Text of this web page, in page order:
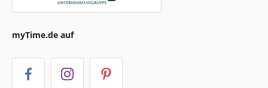
myTime.de auf